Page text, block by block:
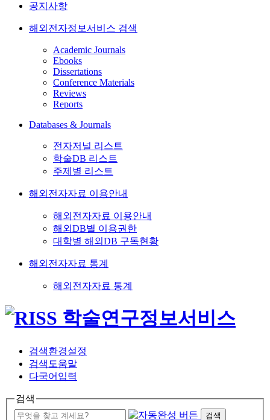
공지사항
해외전자정보서비스 검색
Academic Journals
Ebooks
Dissertations
Conference Materials
Reviews
Reports
Databases & Journals
전자저널 리스트
학술DB 리스트
주제별 리스트
해외전자자료 이용안내
해외전자자료 이용안내
해외DB별 이용권한
대학별 해외DB 구독현황
해외전자자료 통계
해외전자자료 통계
검색환경설정
검색도움말
다국어입력
검색
검색